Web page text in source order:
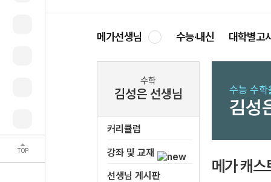
TOP
메가선생님 수능·내신 대학별고
수학
김성은 선생님
커리큘럼
강좌 및 교재
선생님 게시판
수능 수학
김성
메가 캐스